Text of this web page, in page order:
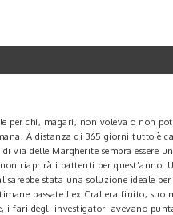
chi, magari, non voleva o non
A distanza di 365 giorni tutto è
via delle Margherite sembra essere
riaprirà i battenti per quest’anno.
stata una soluzione ideale
passate l’ex Cral era finito, suo
i fari degli investigatori avevano